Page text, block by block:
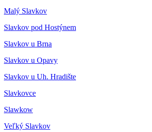
Malý Slavkov
Slavkov pod Hostýnem
Slavkov u Brna
Slavkov u Opavy
Slavkov u Uh. Hradište
Slavkovce
Slawkow
Veľký Slavkov